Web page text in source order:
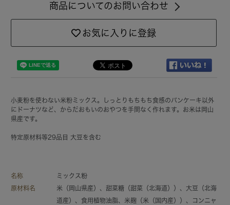
商品についてのお問い合わせ
お気に入りに登録
小麦粉を使わない米粉ミックス。しっとりもちもち食感のパンケーキ以外
にドーナツなど、からだおもいのおやつを手間なく作れます。お米は岡山
県産です。
特定原材料等29品目 大豆を含む
名称
ミックス粉
原材料名
米（岡山県産）、甜菜糖（甜菜（北海道））、大豆（北海
道産）、食用植物油脂、米麹（米（国内産））、コンニャ